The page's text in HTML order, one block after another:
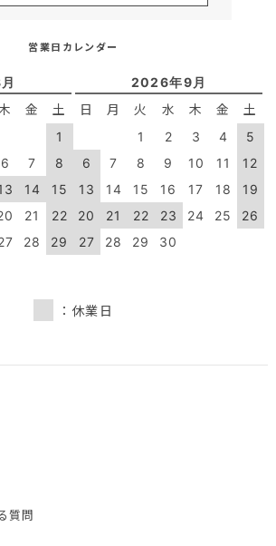
営業日カレンダー
金 土
1
6 7
8
14
15
21
22
28
29
2026年9月
日 月 火 水 木 金 土
1 2 3 4
5
6
7 8 9 10 11
12
13
14 15 16 17 18
19
20
21 22 23 24 25
26
27
28 29 30
：休業日
質問